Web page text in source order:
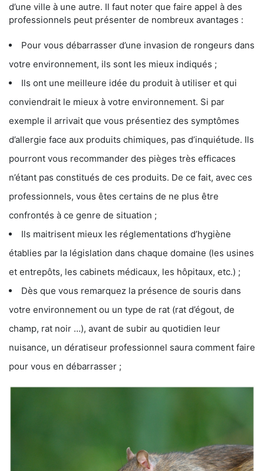
d’une ville à une autre. Il faut noter que faire appel à des
professionnels peut présenter de nombreux avantages :
Pour vous débarrasser d’une invasion de rongeurs dans
votre environnement, ils sont les mieux indiqués ;
Ils ont une meilleure idée du produit à utiliser et qui
conviendrait le mieux à votre environnement. Si par
exemple il arrivait que vous présentiez des symptômes
d’allergie face aux produits chimiques, pas d’inquiétude. Ils
pourront vous recommander des pièges très efficaces
n’étant pas constitués de ces produits. De ce fait, avec ces
professionnels, vous êtes certains de ne plus être
confrontés à ce genre de situation ;
Ils maitrisent mieux les réglementations d’hygiène
établies par la législation dans chaque domaine (les usines
et entrepôts, les cabinets médicaux, les hôpitaux, etc.) ;
Dès que vous remarquez la présence de souris dans
votre environnement ou un type de rat (rat d’égout, de
champ, rat noir …), avant de subir au quotidien leur
nuisance, un dératiseur professionnel saura comment faire
pour vous en débarrasser ;